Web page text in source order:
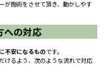
が施術をさせて頂き、動かしやす
への対応
不安になるものです。
けるよう、次のような流れで対応